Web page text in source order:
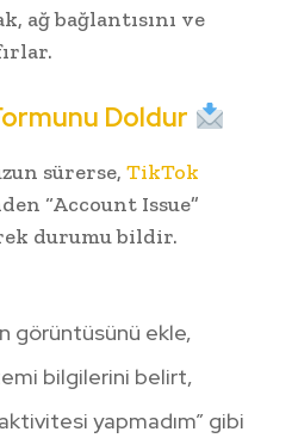
ağ bağlantısını ve
Doldur
sürerse, TikTok
“Account Issue”
durumu bildir.
görüntüsünü ekle,
bilgilerini belirt,
yapmadım” gibi